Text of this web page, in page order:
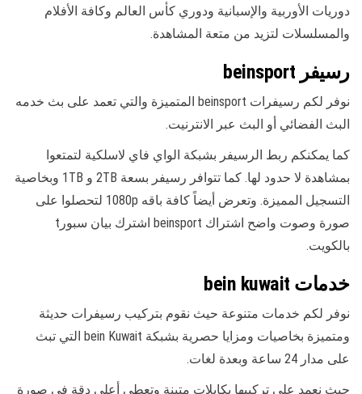
دوريات الأوربية والإسبانية ودوري كأس العالم وكافة الأفلام
والمسلسلات لتزيد من متعة المشاهدة.
رسيفر beinsport
نوفر لكم رسيفرات beinsport المتميزة والتي تعمد على بث خدمه
البث الفضائي أو البث عبر الانترنيت.
كما يمكنكم ربط الرسيفر بشبكة الواي فاي لاسلكية لتمتعوا
بمشاهدة لا حدود لها. كما تتوافر رسيفر بسعة 2TB و 1TB وبخاصية
التسجيل المميزة. وتعرض أيضاً كافة باقه 1080p لتحصلوا على
صورة وصوت واضح اشتراك beinsport اشترك بيان سبورt
بالكويت.
خدمات bein kuwait
نوفر لكم خدمات متنوعة حيث نقوم بتركيب رسيفرات حديثة
ومتميزة بخاصيات ومزايا حصرية بشبكة bein Kuwait التي تبث
على مدار 24 ساعة وبعدة لغات.
حيث نعمد على تركيبها بكابلات متينة وتعطي أعلى دقة في صورة